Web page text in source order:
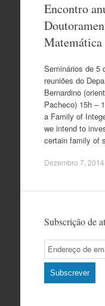
Encontro
Seminários de 5
reuniões do
Bernardino
Pacheco) 15h –
a Family of
we intend to
certain family of
Dezembro 7, 2014
Subscrição de
Email
Subscription
Subscrever